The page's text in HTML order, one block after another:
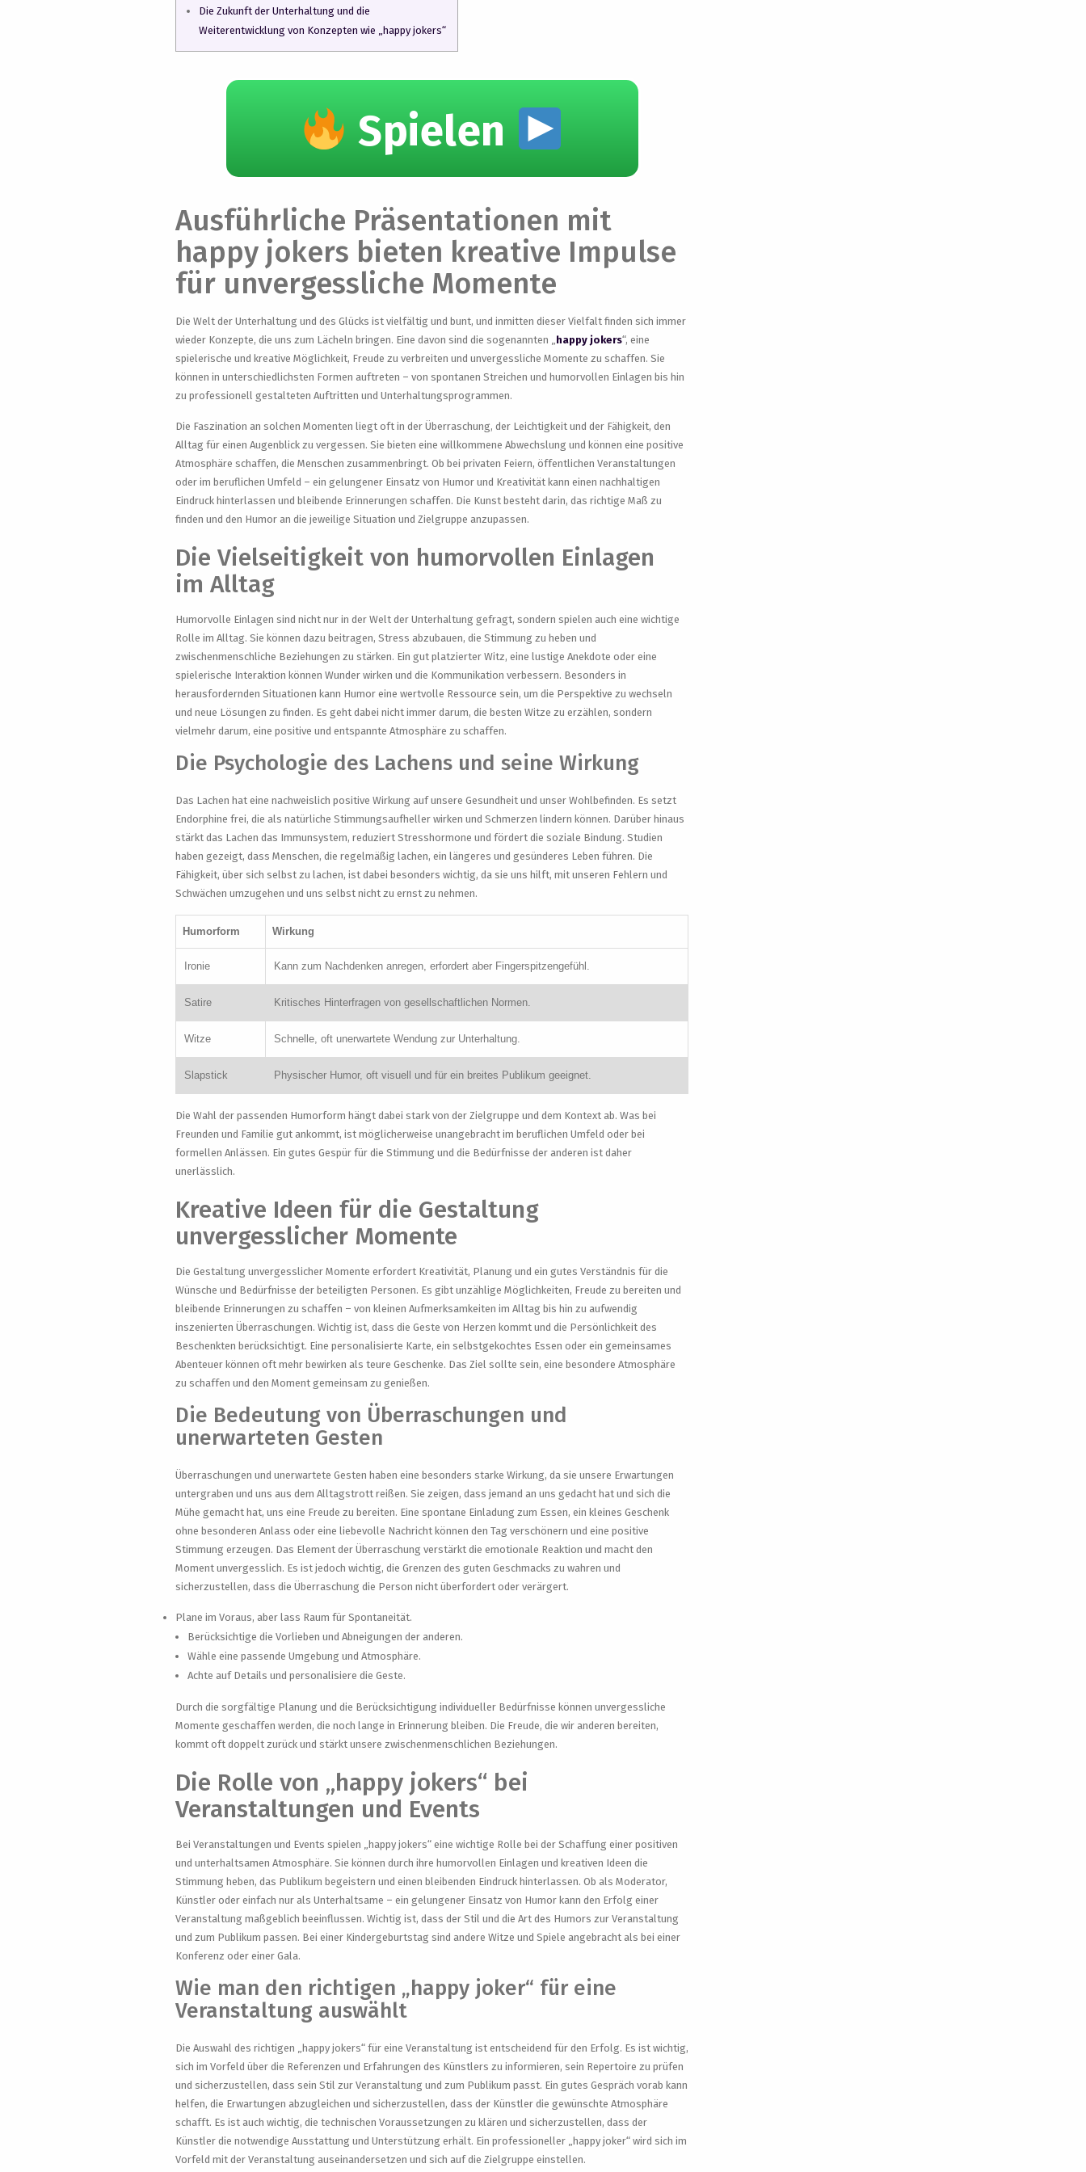
Die Zukunft der Unterhaltung und die
Weiterentwicklung von Konzepten wie „happy jokers“
Spielen
Ausführliche Präsentationen mit
happy jokers bieten kreative Impulse
für unvergessliche Momente
Die Welt der Unterhaltung und des Glücks ist vielfältig und bunt, und inmitten dieser Vielfalt finden sich immer
wieder Konzepte, die uns zum Lächeln bringen. Eine davon sind die sogenannten „happy jokers“, eine
spielerische und kreative Möglichkeit, Freude zu verbreiten und unvergessliche Momente zu schaffen. Sie
können in unterschiedlichsten Formen auftreten – von spontanen Streichen und humorvollen Einlagen bis hin
zu professionell gestalteten Auftritten und Unterhaltungsprogrammen.
Die Faszination an solchen Momenten liegt oft in der Überraschung, der Leichtigkeit und der Fähigkeit, den
Alltag für einen Augenblick zu vergessen. Sie bieten eine willkommene Abwechslung und können eine positive
Atmosphäre schaffen, die Menschen zusammenbringt. Ob bei privaten Feiern, öffentlichen Veranstaltungen
oder im beruflichen Umfeld – ein gelungener Einsatz von Humor und Kreativität kann einen nachhaltigen
Eindruck hinterlassen und bleibende Erinnerungen schaffen. Die Kunst besteht darin, das richtige Maß zu
finden und den Humor an die jeweilige Situation und Zielgruppe anzupassen.
Die Vielseitigkeit von humorvollen Einlagen
im Alltag
Humorvolle Einlagen sind nicht nur in der Welt der Unterhaltung gefragt, sondern spielen auch eine wichtige
Rolle im Alltag. Sie können dazu beitragen, Stress abzubauen, die Stimmung zu heben und
zwischenmenschliche Beziehungen zu stärken. Ein gut platzierter Witz, eine lustige Anekdote oder eine
spielerische Interaktion können Wunder wirken und die Kommunikation verbessern. Besonders in
herausfordernden Situationen kann Humor eine wertvolle Ressource sein, um die Perspektive zu wechseln
und neue Lösungen zu finden. Es geht dabei nicht immer darum, die besten Witze zu erzählen, sondern
vielmehr darum, eine positive und entspannte Atmosphäre zu schaffen.
Die Psychologie des Lachens und seine Wirkung
Das Lachen hat eine nachweislich positive Wirkung auf unsere Gesundheit und unser Wohlbefinden. Es setzt
Endorphine frei, die als natürliche Stimmungsaufheller wirken und Schmerzen lindern können. Darüber hinaus
stärkt das Lachen das Immunsystem, reduziert Stresshormone und fördert die soziale Bindung. Studien
haben gezeigt, dass Menschen, die regelmäßig lachen, ein längeres und gesünderes Leben führen. Die
Fähigkeit, über sich selbst zu lachen, ist dabei besonders wichtig, da sie uns hilft, mit unseren Fehlern und
Schwächen umzugehen und uns selbst nicht zu ernst zu nehmen.
Humorform Wirkung
Ironie Kann zum Nachdenken anregen, erfordert aber Fingerspitzengefühl.
Satire Kritisches Hinterfragen von gesellschaftlichen Normen.
Witze Schnelle, oft unerwartete Wendung zur Unterhaltung.
Slapstick Physischer Humor, oft visuell und für ein breites Publikum geeignet.
Die Wahl der passenden Humorform hängt dabei stark von der Zielgruppe und dem Kontext ab. Was bei
Freunden und Familie gut ankommt, ist möglicherweise unangebracht im beruflichen Umfeld oder bei
formellen Anlässen. Ein gutes Gespür für die Stimmung und die Bedürfnisse der anderen ist daher
unerlässlich.
Kreative Ideen für die Gestaltung
unvergesslicher Momente
Die Gestaltung unvergesslicher Momente erfordert Kreativität, Planung und ein gutes Verständnis für die
Wünsche und Bedürfnisse der beteiligten Personen. Es gibt unzählige Möglichkeiten, Freude zu bereiten und
bleibende Erinnerungen zu schaffen – von kleinen Aufmerksamkeiten im Alltag bis hin zu aufwendig
inszenierten Überraschungen. Wichtig ist, dass die Geste von Herzen kommt und die Persönlichkeit des
Beschenkten berücksichtigt. Eine personalisierte Karte, ein selbstgekochtes Essen oder ein gemeinsames
Abenteuer können oft mehr bewirken als teure Geschenke. Das Ziel sollte sein, eine besondere Atmosphäre
zu schaffen und den Moment gemeinsam zu genießen.
Die Bedeutung von Überraschungen und
unerwarteten Gesten
Überraschungen und unerwartete Gesten haben eine besonders starke Wirkung, da sie unsere Erwartungen
untergraben und uns aus dem Alltagstrott reißen. Sie zeigen, dass jemand an uns gedacht hat und sich die
Mühe gemacht hat, uns eine Freude zu bereiten. Eine spontane Einladung zum Essen, ein kleines Geschenk
ohne besonderen Anlass oder eine liebevolle Nachricht können den Tag verschönern und eine positive
Stimmung erzeugen. Das Element der Überraschung verstärkt die emotionale Reaktion und macht den
Moment unvergesslich. Es ist jedoch wichtig, die Grenzen des guten Geschmacks zu wahren und
sicherzustellen, dass die Überraschung die Person nicht überfordert oder verärgert.
Plane im Voraus, aber lass Raum für Spontaneität.
Berücksichtige die Vorlieben und Abneigungen der anderen.
Wähle eine passende Umgebung und Atmosphäre.
Achte auf Details und personalisiere die Geste.
Durch die sorgfältige Planung und die Berücksichtigung individueller Bedürfnisse können unvergessliche
Momente geschaffen werden, die noch lange in Erinnerung bleiben. Die Freude, die wir anderen bereiten,
kommt oft doppelt zurück und stärkt unsere zwischenmenschlichen Beziehungen.
Die Rolle von „happy jokers“ bei
Veranstaltungen und Events
Bei Veranstaltungen und Events spielen „happy jokers“ eine wichtige Rolle bei der Schaffung einer positiven
und unterhaltsamen Atmosphäre. Sie können durch ihre humorvollen Einlagen und kreativen Ideen die
Stimmung heben, das Publikum begeistern und einen bleibenden Eindruck hinterlassen. Ob als Moderator,
Künstler oder einfach nur als Unterhaltsame – ein gelungener Einsatz von Humor kann den Erfolg einer
Veranstaltung maßgeblich beeinflussen. Wichtig ist, dass der Stil und die Art des Humors zur Veranstaltung
und zum Publikum passen. Bei einer Kindergeburtstag sind andere Witze und Spiele angebracht als bei einer
Konferenz oder einer Gala.
Wie man den richtigen „happy joker“ für eine
Veranstaltung auswählt
Die Auswahl des richtigen „happy jokers“ für eine Veranstaltung ist entscheidend für den Erfolg. Es ist wichtig,
sich im Vorfeld über die Referenzen und Erfahrungen des Künstlers zu informieren, sein Repertoire zu prüfen
und sicherzustellen, dass sein Stil zur Veranstaltung und zum Publikum passt. Ein gutes Gespräch vorab kann
helfen, die Erwartungen abzugleichen und sicherzustellen, dass der Künstler die gewünschte Atmosphäre
schafft. Es ist auch wichtig, die technischen Voraussetzungen zu klären und sicherzustellen, dass der
Künstler die notwendige Ausstattung und Unterstützung erhält. Ein professioneller „happy joker“ wird sich im
Vorfeld mit der Veranstaltung auseinandersetzen und sich auf die Zielgruppe einstellen.